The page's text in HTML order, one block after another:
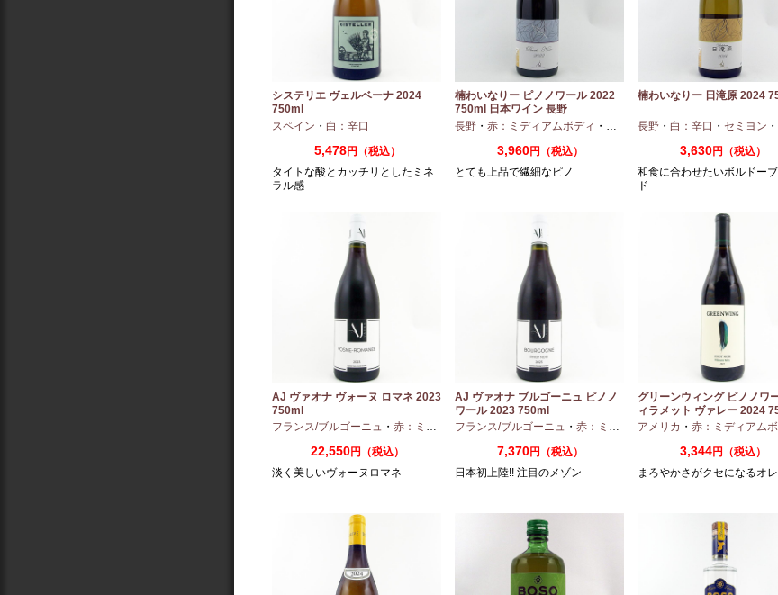
システリエ ヴェルベーナ 2024
750ml
スペイン ・ 白：辛口
5,478円（税込）
タイトな酸とカッチリとしたミネ
ラル感
楠わいなりー ピノノワール 2022
750ml 日本ワイン 長野
長野・ 赤：ミディアムボディ ・ ピノノワール
3,960円（税込）
とても上品で繊細なピノ
楠わいなりー 日滝原 2024
長野・ 白：辛口 ・ セミヨン ・
3,630円（税込）
和食に合わせたいボルドー
ド
AJ ヴァオナ ヴォーヌ ロマネ 2023
750ml
フランス/ブルゴーニュ ・ 赤：ミディアムボディ ・ピノノワール
22,550円（税込）
淡く美しいヴォーヌロマネ
AJ ヴァオナ ブルゴーニュ ピノノ
ワール 2023 750ml
フランス/ブルゴーニュ ・ 赤：ミディアムボディ ・ピノノワール
7,370円（税込）
日本初上陸!! 注目のメゾン
グリーンウィング ピノノワ
ィラメット ヴァレー 2024
アメリカ ・ 赤：ミディアムボ
3,344円（税込）
まろやかさがクセになるオ